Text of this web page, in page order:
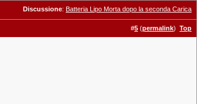
Discussione: Batteria Lipo Morta dopo la seconda Carica
#5 (permalink) Top